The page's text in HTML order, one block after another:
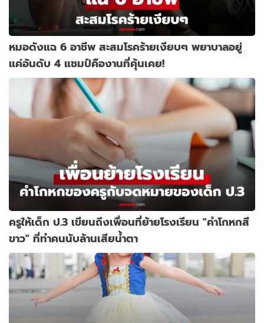
หมอดังแฉ 6 อาชีพ สะสมโรคร้ายเงียบๆ พยาบาลอยู่
แค่อันดับ 4 แชมป์คืองานที่คุ้นเคย!
ครูให้เด็ก ป.3 เขียนถึงเพื่อนที่ย้ายโรงเรียน "คำโกหกสี
ขาว" ที่ทำคนนับล้านเสียน้ำตา